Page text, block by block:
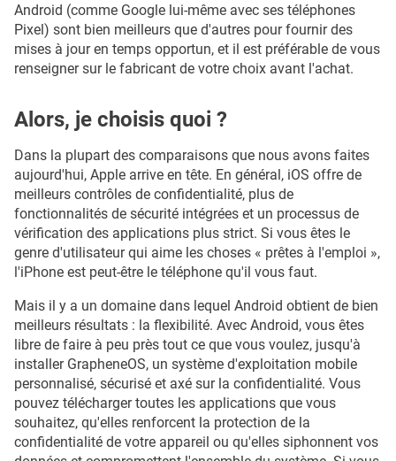
Android (comme Google lui-même avec ses téléphones
Pixel) sont bien meilleurs que d'autres pour fournir des
mises à jour en temps opportun, et il est préférable de vous
renseigner sur le fabricant de votre choix avant l'achat.
Alors, je choisis quoi ?
Dans la plupart des comparaisons que nous avons faites
aujourd'hui, Apple arrive en tête. En général, iOS offre de
meilleurs contrôles de confidentialité, plus de
fonctionnalités de sécurité intégrées et un processus de
vérification des applications plus strict. Si vous êtes le
genre d'utilisateur qui aime les choses « prêtes à l'emploi »,
l'iPhone est peut-être le téléphone qu'il vous faut.
Mais il y a un domaine dans lequel Android obtient de bien
meilleurs résultats : la flexibilité. Avec Android, vous êtes
libre de faire à peu près tout ce que vous voulez, jusqu'à
installer GrapheneOS, un système d'exploitation mobile
personnalisé, sécurisé et axé sur la confidentialité. Vous
pouvez télécharger toutes les applications que vous
souhaitez, qu'elles renforcent la protection de la
confidentialité de votre appareil ou qu'elles siphonnent vos